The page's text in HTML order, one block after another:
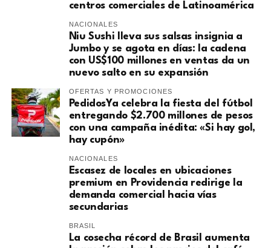
centros comerciales de Latinoamérica
NACIONALES
Niu Sushi lleva sus salsas insignia a
Jumbo y se agota en días: la cadena
con US$100 millones en ventas da un
nuevo salto en su expansión
OFERTAS Y PROMOCIONES
PedidosYa celebra la fiesta del fútbol
entregando $2.700 millones de pesos
con una campaña inédita: «Si hay gol,
hay cupón»
NACIONALES
Escasez de locales en ubicaciones
premium en Providencia redirige la
demanda comercial hacia vías
secundarias
BRASIL
La cosecha récord de Brasil aumenta